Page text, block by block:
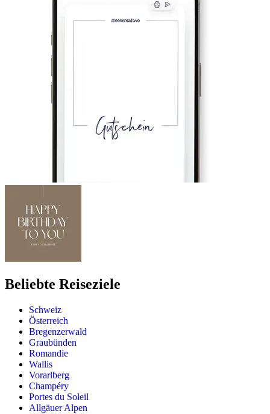
Beliebte Reiseziele
Schweiz
Österreich
Bregenzerwald
Graubünden
Romandie
Wallis
Vorarlberg
Champéry
Portes du Soleil
Allgäuer Alpen